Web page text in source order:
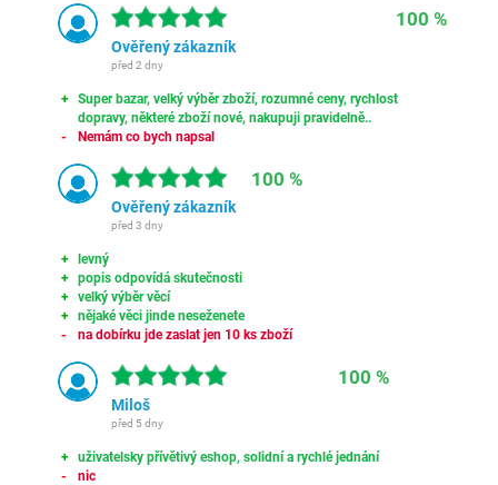
100 %
Ověřený zákazník
před 2 dny
Super bazar, velký výběr zboží, rozumné ceny, rychlost
dopravy, některé zboží nové, nakupuji pravidelně..
Nemám co bych napsal
100 %
Ověřený zákazník
před 3 dny
levný
popis odpovídá skutečnosti
velký výběr věcí
nějaké věci jinde neseženete
na dobírku jde zaslat jen 10 ks zboží
100 %
Miloš
před 5 dny
uživatelsky přívětivý eshop, solidní a rychlé jednání
nic